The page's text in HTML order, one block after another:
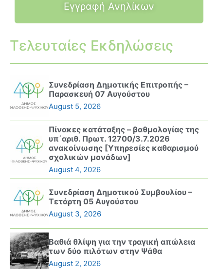
Εγγραφή Ανηλίκων
Τελευταίες Εκδηλώσεις
Συνεδρίαση Δημοτικής Επιτροπής –
Παρασκευή 07 Αυγούστου
August 5, 2026
Πίνακες κατάταξης – βαθμολογίας της
υπ΄αριθ. Πρωτ. 12700/3.7.2026
ανακοίνωσης [Υπηρεσίες καθαρισμού
σχολικών μονάδων]
August 4, 2026
Συνεδρίαση Δημοτικού Συμβουλίου –
Τετάρτη 05 Αυγούστου
August 3, 2026
Βαθιά θλίψη για την τραγική απώλεια
των δύο πιλότων στην Ψάθα
August 2, 2026